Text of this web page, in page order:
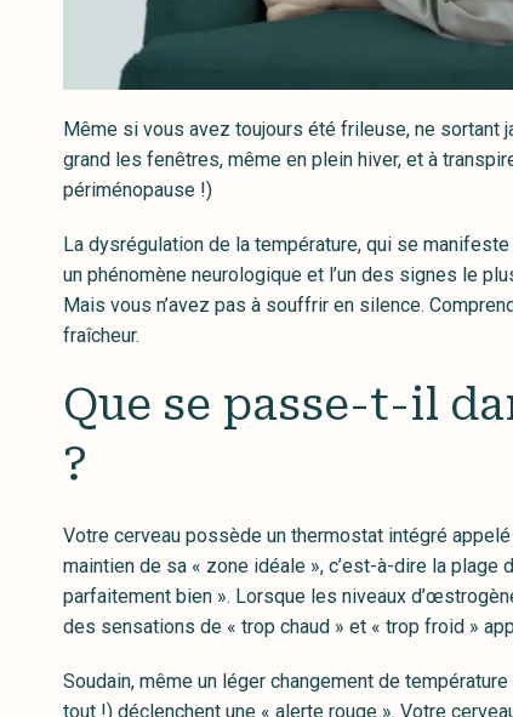
Même si vous avez toujours été frileuse, ne sortant
grand les fenêtres, même en plein hiver, et à
périménopause !)
La dysrégulation de la température, qui se
un phénomène neurologique et l’un des signes le
Mais vous n’avez pas à souffrir en silence.
fraîcheur.
Que se passe-t-il
?
Votre cerveau possède un thermostat intégré
maintien de sa « zone idéale », c’est-à-dire la
parfaitement bien ». Lorsque les niveaux
des sensations de « trop chaud » et « trop froid »
Soudain, même un léger changement de
tout !) déclenchent une « alerte rouge ». Votre